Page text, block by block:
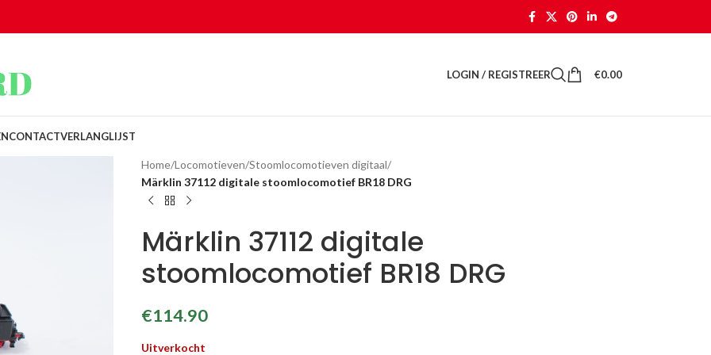
LOGIN / REGISTREER €0.00
CONTACTVERLANGLIJST
Home/Locomotieven/Stoomlocomotieven digitaal/
Märklin 37112 digitale stoomlocomotief BR18 DRG
Märklin 37112 digitale
stoomlocomotief BR18 DRG
€114.90
Uitverkocht